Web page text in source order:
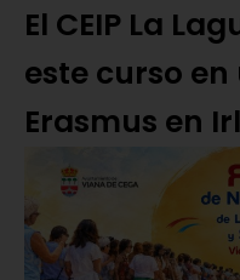
El CEIP La
este curso
Erasmus en